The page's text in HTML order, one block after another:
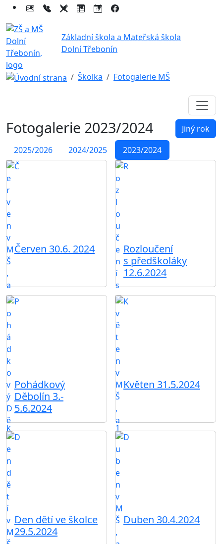
Základní škola a Mateřská škola
Dolní Třebonín
Školka Fotogalerie MŠ
Fotogalerie 2023/2024
Jiný rok
2025/2026
2024/2025 2023/2024
Červen 30.6. 2024
Rozloučení
s předškoláky
12.6.2024
Pohádkový
Děbolín 3.-
5.6.2024
Květen 31.5.2024
Den dětí ve školce
29.5.2024
Duben 30.4.2024